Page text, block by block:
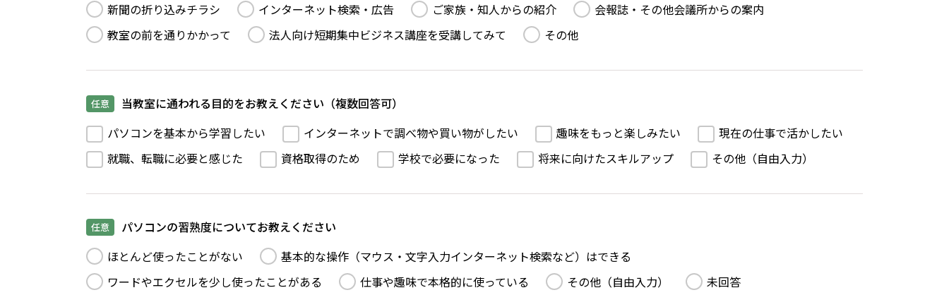
新聞の折り込みチラシ
インターネット検索・広告 ご家族・知人からの紹介
会報誌・その他会議所からの案内
教室の前を通りかかって
法人向け短期集中ビジネス講座を受講してみて その他
任意
当教室に通われる目的をお教えください（複数回答可）
パソコンを基本から学習したい
インターネットで調べ物や買い物がしたい 趣味をもっと楽しみたい
現在の仕事で活かしたい
就職、転職に必要と感じた
資格取得のため 学校で必要になった 将来に向けたスキルアップ その他（自由入力）
任意
パソコンの習熟度についてお教えください
ほとんど使ったことがない
基本的な操作（マウス・文字入力インターネット検索など）はできる
ワードやエクセルを少し使ったことがある
仕事や趣味で本格的に使っている その他（自由入力） 未回答